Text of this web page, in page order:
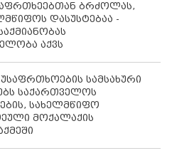
ბრძოლას,
დასუსტებაა -
აქვს
სამსახური
საქართველოს
სახელმწიფო
მოქალაქის